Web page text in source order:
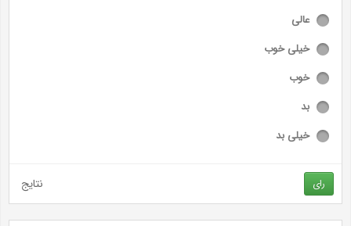
عالی
خیلی خوب
خوب
بد
خیلی بد
رای نتایج